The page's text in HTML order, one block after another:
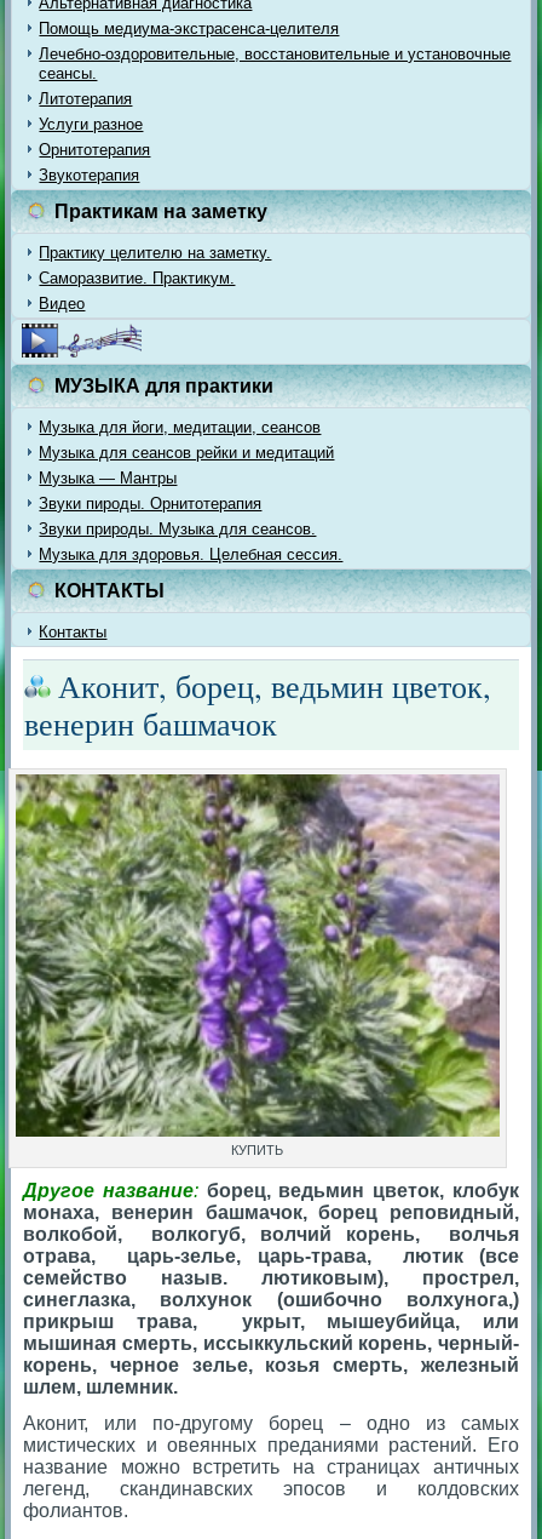
Помощь медиума-экстрасенса-целителя
Лечебно-оздоровительные, восстановительные и установочные
сеансы.
Литотерапия
Услуги разное
Орнитотерапия
Звукотерапия
Практикам на заметку
Практику целителю на заметку.
Саморазвитие. Практикум.
Видео
МУЗЫКА для практики
Музыка для йоги, медитации, сеансов
Музыка для сеансов рейки и медитаций
Музыка — Мантры
Звуки пироды. Орнитотерапия
Звуки природы. Музыка для сеансов.
Музыка для здоровья. Целебная сессия.
КОНТАКТЫ
Контакты
Аконит, борец, ведьмин цветок,
венерин башмачок
КУПИТЬ
Другое название: борец, ведьмин цветок, клобук
монаха, венерин башмачок, борец реповидный,
волкобой, волкогуб, волчий корень, волчья
отрава, царь-зелье, царь-трава,
лютик (все
семейство назыв. лютиковым), прострел,
синеглазка, волхунок (ошибочно волхунога,)
прикрыш трава, укрыт, мышеубийца, или
мышиная смерть, иссыккульский корень, черный-
корень, черное зелье, козья смерть, железный
шлем, шлемник.
Аконит, или по-другому борец – одно из самых
мистических и овеянных преданиями растений. Его
название можно встретить на страницах античных
легенд, скандинавских эпосов и колдовских
фолиантов.